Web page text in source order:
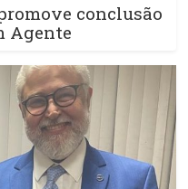
conclusão
Agente